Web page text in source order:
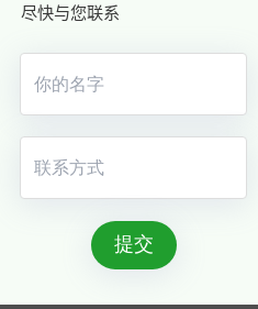
尽快与您联系